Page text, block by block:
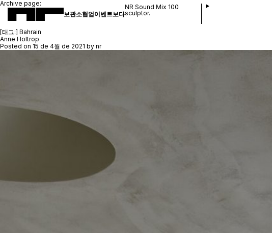
보관소협업이벤트 보다
NR Sound Mix 100
sculptor.
Archive page:
[태그:] Bahrain
Anne Holtrop
Posted on 15 de 4월 de 2021 by nr